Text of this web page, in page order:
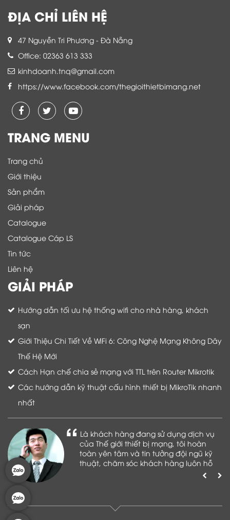
ĐỊA CHỈ LIÊN HỆ
47 Nguyễn Tri Phương - Đà Nẵng
Office: 02363 613 333
kinhdoanh.tnq@gmail.com
https://www.facebook.com/thegioithietbimang.net
TRANG MENU
Trang chủ
Giới thiệu
Sản phẩm
Giải pháp
Catalogue
Catalogue Cáp LS
Tin tức
Liên hệ
GIẢI PHÁP
Hướng dẫn tối ưu hệ thống wifi cho nhà hàng, khách
sạn
Giới Thiệu Chi Tiết Về WiFi 6: Công Nghệ Mạng Không Dây
Thế Hệ Mới
Cách Hạn chế chia sẻ mạng với TTL trên Router Mikrotik
Các hướng dẫn kỹ thuật cấu hình thiết bị MikroTik nhanh
nhất
Là khách hàng đang sử dụng dịch vụ
của Thế giới thiết bị mạng, tôi hoàn
toàn yên tâm và tin tưởng đội ngũ kỹ
thuật, chăm sóc khách hàng luôn hỗ